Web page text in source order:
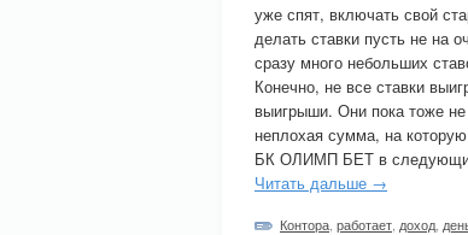
уже спят, включать свой
делать ставки пусть не на
сразу много небольших
Конечно, не все ставки
выигрыши. Они пока тоже
неплохая сумма, на
БК ОЛИМП БЕТ в
Читать дальше →
Контора работает доход